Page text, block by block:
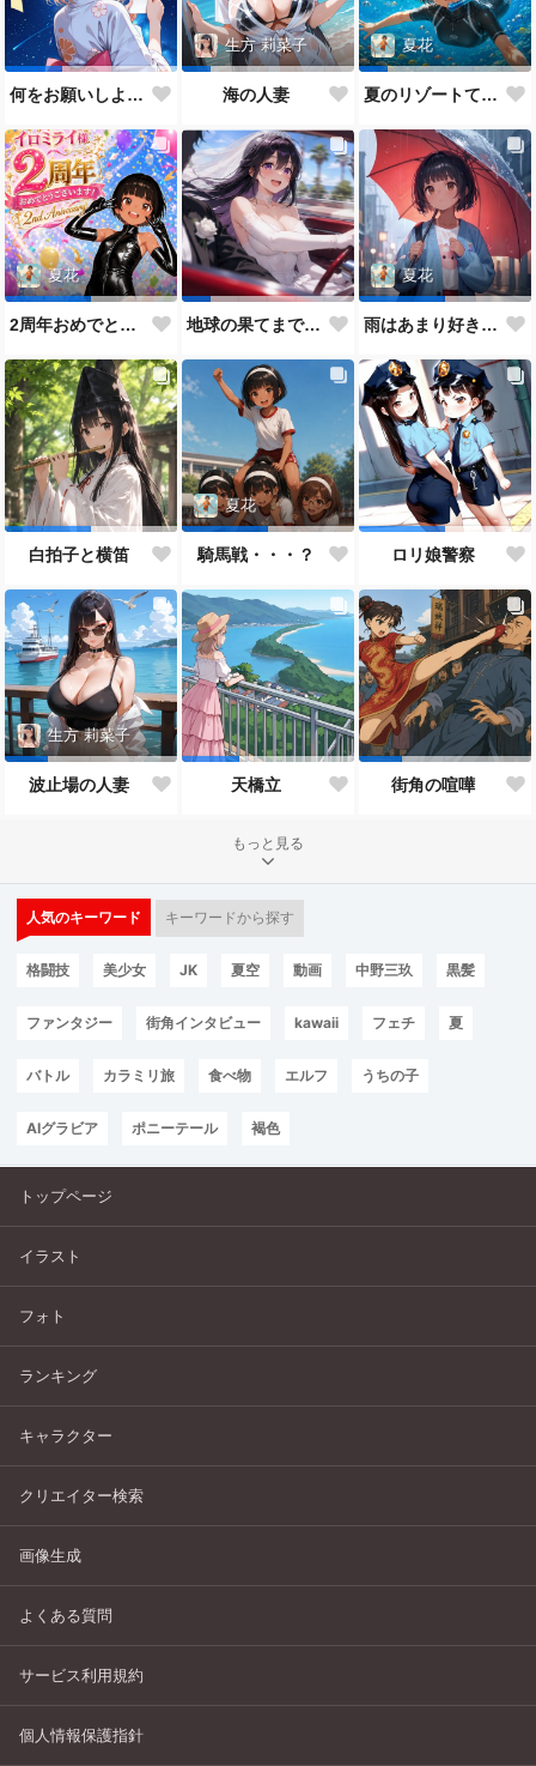
何をお願いしよっかな
生方 莉菜子
海の人妻
夏花
夏のリゾートてんこ盛り！なあの子
夏花
2周年おめでとうございます。 地球の果てまでレッツラゴー！
夏花
雨はあまり好きでないあのこ
白拍子と横笛
夏花
騎馬戦・・・？ ロリ娘警察
生方 莉菜子
波止場の人妻 天橋立 街角の喧嘩
もっと見る
人気のキーワード キーワードから探す
格闘技 美少女 JK 夏空 動画 中野三玖 黒髪
ファンタジー 街角インタビュー kawaii フェチ 夏
バトル カラミリ旅 食べ物 エルフ うちの子
AIグラビア ポニーテール 褐色
トップページ
イラスト
フォト
ランキング
キャラクター
クリエイター検索
画像生成
よくある質問
サービス利用規約
個人情報保護指針